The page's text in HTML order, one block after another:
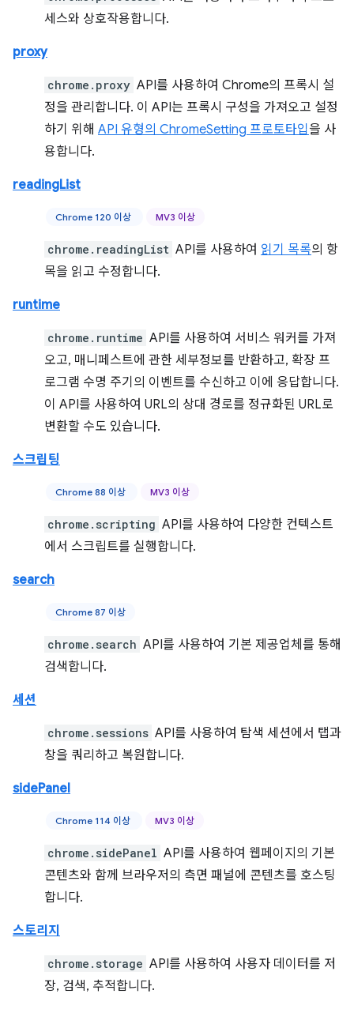
세스와 상호작용합니다.
proxy
chrome.proxy API를 사용하여 Chrome의 프록시 설
정을 관리합니다. 이 API는 프록시 구성을 가져오고 설정
하기 위해 API 유형의 ChromeSetting 프로토타입 을 사
용합니다.
readingList
Chrome 120 이상 MV3 이상
chrome.readingList API를 사용하여 읽기 목록의 항
목을 읽고 수정합니다.
runtime
chrome.runtime API를 사용하여 서비스 워커를 가져
오고, 매니페스트에 관한 세부정보를 반환하고, 확장 프
로그램 수명 주기의 이벤트를 수신하고 이에 응답합니다.
이 API를 사용하여 URL의 상대 경로를 정규화된 URL로
변환할 수도 있습니다.
스크립팅
Chrome 88 이상 MV3 이상
chrome.scripting API를 사용하여 다양한 컨텍스트
에서 스크립트를 실행합니다.
search
Chrome 87 이상
chrome.search API를 사용하여 기본 제공업체를 통해
검색합니다.
세션
chrome.sessions API를 사용하여 탐색 세션에서 탭과
창을 쿼리하고 복원합니다.
sidePanel
Chrome 114 이상 MV3 이상
chrome.sidePanel API를 사용하여 웹페이지의 기본
콘텐츠와 함께 브라우저의 측면 패널에 콘텐츠를 호스팅
합니다.
스토리지
chrome.storage API를 사용하여 사용자 데이터를 저
장, 검색, 추적합니다.